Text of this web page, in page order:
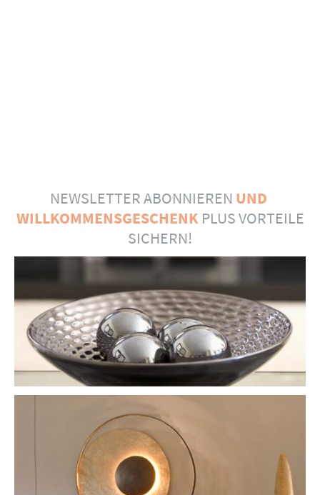
NEWSLETTER ABONNIEREN UND
WILLKOMMENSGESCHENK PLUS VORTEILE
SICHERN!